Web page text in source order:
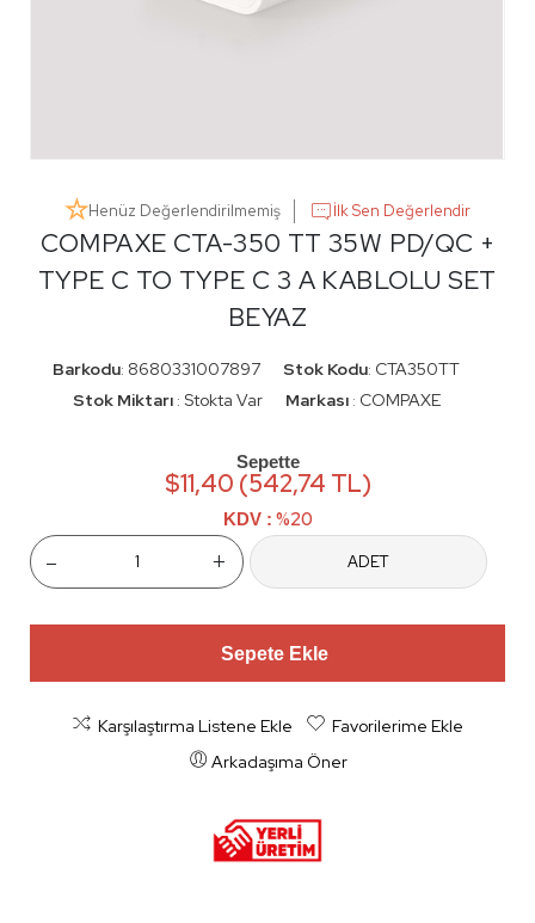
COMPAXE CTA-350 TT 35W PD/QC +
TYPE C TO TYPE C 3 A KABLOLU SET
BEYAZ
Henüz Değerlendirilmemiş İlk Sen Değerlendir
Barkodu: 8680331007897 Stok Kodu: CTA350TT
Stok Miktarı : Stokta Var Markası : COMPAXE
Sepette
$11,40 (542,74 TL)
KDV : %20
- + ADET
Sepete Ekle
Karşılaştırma Listene Ekle
Favorilerime Ekle
Arkadaşıma Öner